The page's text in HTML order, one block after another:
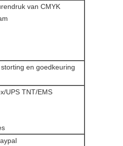
van CMYK
en goedkeuring
UPS TNT/EMS